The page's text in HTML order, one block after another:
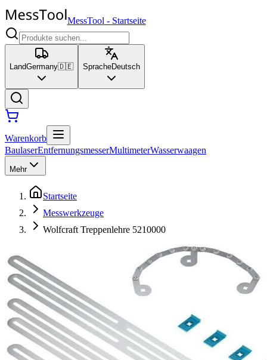
MessTool - Startseite
LandGermany🇩🇪 SpracheDeutsch
Warenkorb
BaulaserEntfernungsmesserMultimeterWasserwaagen
Mehr
Startseite
Messwerkzeuge
Wolfcraft Treppenlehre 5210000